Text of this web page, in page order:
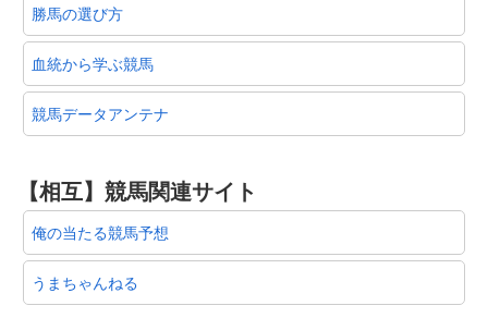
勝馬の選び方
血統から学ぶ競馬
競馬データアンテナ
【相互】競馬関連サイト
俺の当たる競馬予想
うまちゃんねる